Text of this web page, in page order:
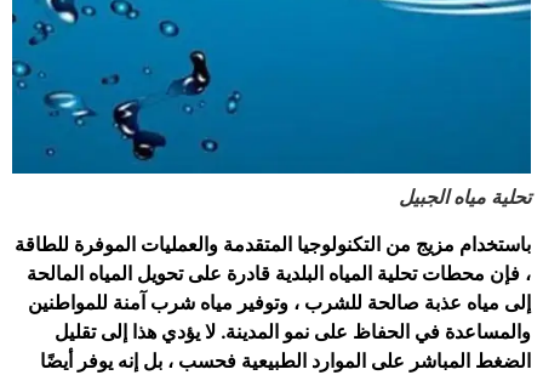
تحلية مياه الجبيل
باستخدام مزيج من التكنولوجيا المتقدمة والعمليات الموفرة للطاقة
، فإن محطات تحلية المياه البلدية قادرة على تحويل المياه المالحة
إلى مياه عذبة صالحة للشرب ، وتوفير مياه شرب آمنة للمواطنين
والمساعدة في الحفاظ على نمو المدينة. لا يؤدي هذا إلى تقليل
الضغط المباشر على الموارد الطبيعية فحسب ، بل إنه يوفر أيضًا